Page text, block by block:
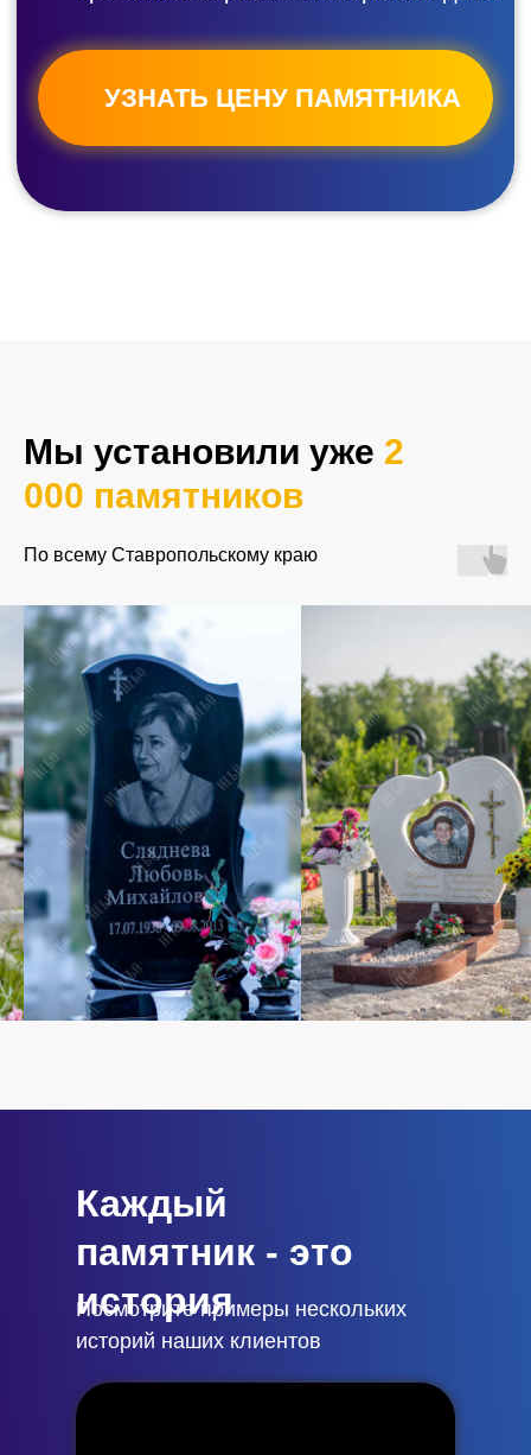
Мы установили уже 2
000 памятников
По всему Ставропольскому краю
Каждый
памятник - это
история
Посмотрите примеры нескольких
историй наших клиентов
для бесплатного звонка
У вас есть вопрос?
минут!
+ 7 (865) 230-24-05
Как с вами связаться?
+7